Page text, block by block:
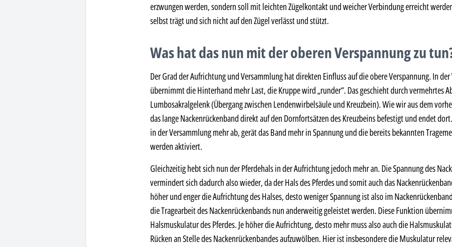
erzwungen werden, sondern soll mit leichten Zügelkontakt und weicher Verbindung erreicht
selbst trägt und sich nicht auf den Zügel verlässt und stützt.
Was hat das nun mit der oberen Verspannung zu
Der Grad der Aufrichtung und Versammlung hat direkten Einfluss auf die obere Verspannung. In
übernimmt die Hinterhand mehr Last, die Kruppe wird „runder“. Das geschieht durch vermehrtes
Lumbosakralgelenk (Übergang zwischen Lendenwirbelsäule und Kreuzbein). Wie wir aus dem
das lange Nackenrückenband direkt auf den Dornfortsätzen des Kreuzbeins befestigt und endet
in der Versammlung mehr ab, gerät das Band mehr in Spannung und die bereits bekannten
werden aktiviert.
Gleichzeitig hebt sich nun der Pferdehals in der Aufrichtung jedoch mehr an. Die Spannung des
vermindert sich dadurch also wieder, da der Hals des Pferdes und somit auch das
höher und enger die Aufrichtung des Halses, desto weniger Spannung ist also im
die Tragearbeit des Nackenrückenbands nun anderweitig geleistet werden. Diese Funktion
Halsmuskulatur des Pferdes. Je höher die Aufrichtung, desto mehr muss also auch die
Rücken an Stelle des Nackenrückenbandes aufzuwölben. Hier ist insbesondere die Muskulatur